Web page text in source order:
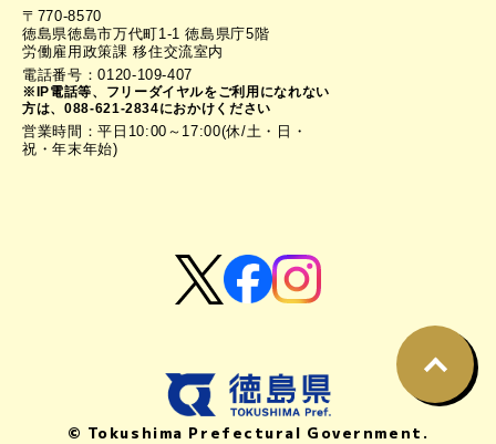
〒770-8570
徳島県徳島市万代町1-1 徳島県庁5階
労働雇用政策課 移住交流室内
電話番号：0120-109-407
※IP電話等、フリーダイヤルをご利用になれない
方は、088-621-2834におかけください
営業時間：平日10:00～17:00(休/土・日・
祝・年末年始)
© Tokushima Prefectural Government.